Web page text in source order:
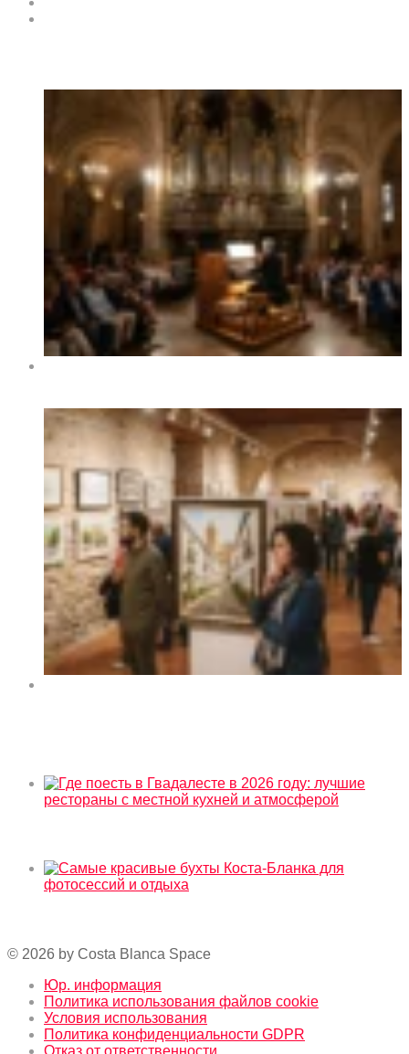
© 2026 by Costa Blanca Space
Юр. информация
Политика использования файлов cookie
Условия использования
Политика конфиденциальности GDPR
Отказ от ответственности